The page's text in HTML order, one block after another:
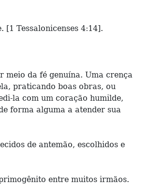
[1 Tessalonicenses 4:14].
meio da fé genuína. Uma crença
praticando boas obras, ou
la com um coração humilde,
forma alguma a atender sua
de antemão, escolhidos e
entre muitos irmãos.